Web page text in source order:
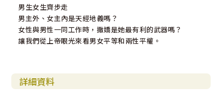
男生女生齊步走
男主外、女主內是天經地義嗎？
女性與男性一同工作時，撒嬌是她最有利的武器嗎？
讓我們從上帝眼光來看男女平等和兩性平權。
詳細資料